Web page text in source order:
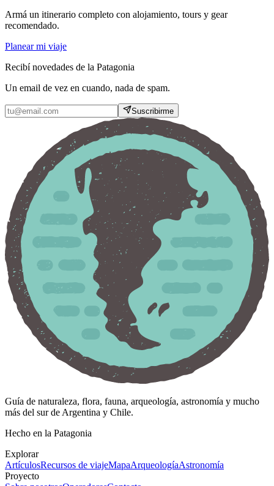
Armá un itinerario completo con alojamiento, tours y gear
recomendado.
Planear mi viaje
Recibí novedades de la Patagonia
Un email de vez en cuando, nada de spam.
Suscribirme
Guía de naturaleza, flora, fauna, arqueología, astronomía y mucho
más del sur de Argentina y Chile.
Hecho en la Patagonia
Explorar
ArtículosRecursos de viajeMapaArqueologíaAstronomía
Proyecto